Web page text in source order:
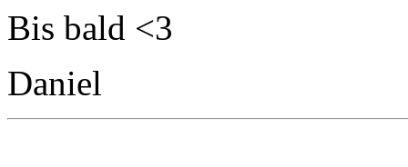
Bis bald <3
Daniel